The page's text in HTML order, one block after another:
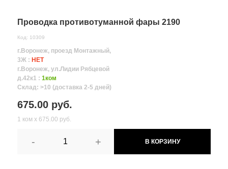
Проводка противотуманной фары 2190
Код: 10309
г.Воронеж, проезд Монтажный,
3Ж : НЕТ
г.Воронеж, ул.Лидии Рябцевой
д.42к1 : 1ком
Склад: >10 (доставка 2-5 дней)
675.00 руб.
1 ком х 675.00 руб.
- + В КОРЗИНУ